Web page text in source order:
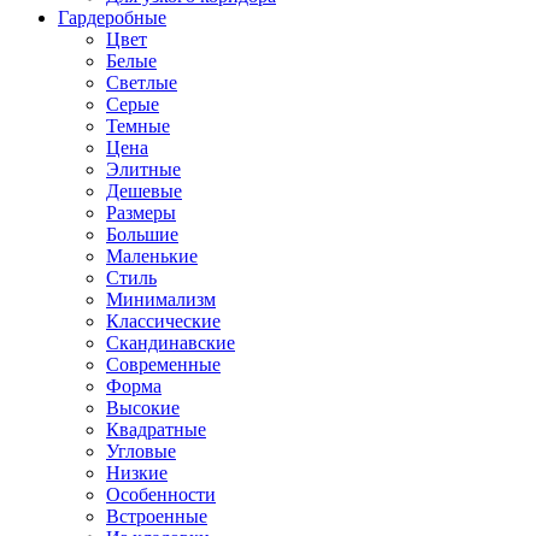
Гардеробные
Цвет
Белые
Светлые
Серые
Темные
Цена
Элитные
Дешевые
Размеры
Большие
Маленькие
Стиль
Минимализм
Классические
Скандинавские
Современные
Форма
Высокие
Квадратные
Угловые
Низкие
Особенности
Встроенные